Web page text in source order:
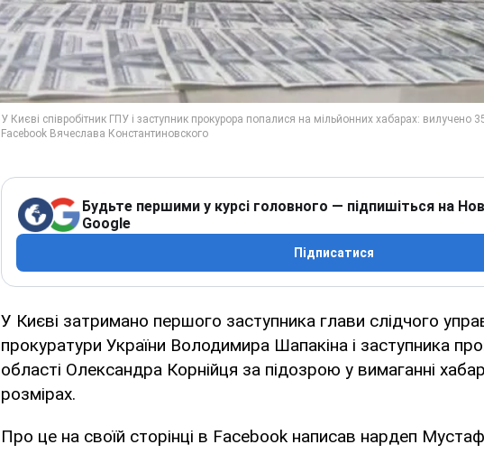
Будьте першими у курсі головного — підпишіться на
Google
Підписатися
У Києві затримано першого заступника глави слідчого
прокуратури України Володимира Шапакіна і заступника
області Олександра Корнійця за підозрою у вимаганні
розмірах.
Про це на своїй сторінці в Facebook написав нардеп